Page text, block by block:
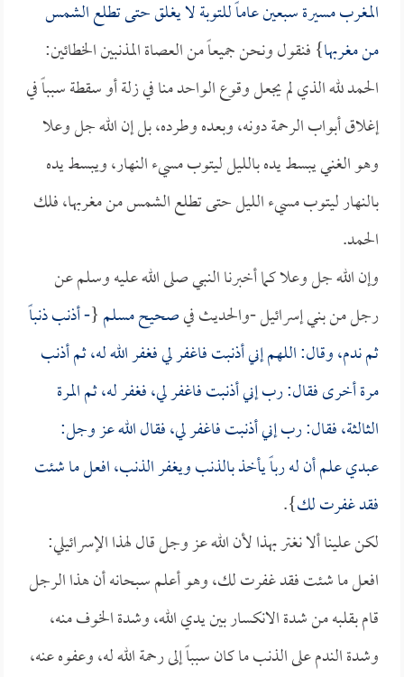
المغرب مسيرة سبعين عاماً للتوبة لا يغلق حتى تطلع الشمس
من مغربها} فنقول ونحن جميعاً من العصاة المذنبين الخطائين:
الحمد لله الذي لم يجعل وقوع الواحد منا في زلة أو سقطة سبباً في
إغلاق أبواب الرحمة دونه، وبعده وطرده، بل إن الله جل وعلا
وهو الغني يبسط يده بالليل ليتوب مسيء النهار، ويبسط يده
بالنهار ليتوب مسيء الليل حتى تطلع الشمس من مغربها، فلك
الحمد.
وإن الله جل وعلا كما أخبرنا النبي صلى الله عليه وسلم عن
رجل من بني إسرائيل -والحديث فيصحيح مسلم{- أذنب ذنباً
ثم ندم، وقال: اللهم إني أذنبت فاغفر لي فغفر الله له، ثم أذنب
مرة أخرى فقال: رب إني أذنبت فاغفر لي، فغفر له، ثم المرة
الثالثة، فقال: رب إني أذنبت فاغفر لي، فقال الله عز وجل:
عبدي علم أن له رباً يأخذ بالذنب ويغفر الذنب، افعل ما شئت
فقد غفرت لك}.
لكن علينا ألا نغتر بهذا لأن الله عز وجل قال لهذا الإسرائيلي:
افعل ما شئت فقد غفرت لك، وهو أعلم سبحانه أن هذا الرجل
قام بقلبه من شدة الانكسار بين يدي الله، وشدة الخوف منه،
وشدة الندم على الذنب ما كان سبباً إلى رحمة الله له، وعفوه عنه،